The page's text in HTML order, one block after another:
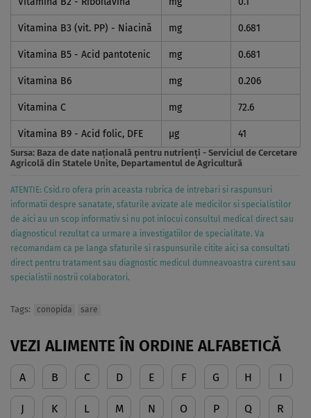
Vitamina B3 (vit. PP) - Niacină mg 0.681
Vitamina B5 - Acid pantotenic mg 0.681
Vitamina B6 mg 0.206
Vitamina C mg 72.6
Vitamina B9 - Acid folic, DFE µg 41
Sursa: Baza de date naţională pentru nutrienţi - Serviciul de Cercetare
Agricolă din Statele Unite, Departamentul de Agricultură
ATENTIE: Csid.ro ofera prin aceasta rubrica de intrebari si raspunsuri
informatii despre sanatate, sfaturile avizate ale medicilor si specialistilor
de aici au un scop informativ si nu pot inlocui consultul medical direct sau
diagnosticul rezultat ca urmare a investigatiilor de specialitate. Va
recomandam ca pe langa sfaturile si raspunsurile citite aici sa consultati
direct pentru tratament sau diagnostic medicul dumneavoastra curent sau
specialistii nostrii colaboratori.
Tags: conopida sare
VEZI ALIMENTE ÎN ORDINE ALFABETICĂ
A B C D E F G H I
J K L M N O P Q R